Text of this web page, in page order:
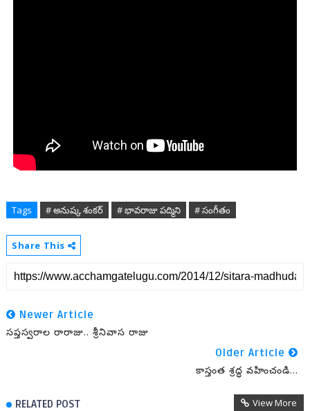
Tags # అనుష్క శంకర్ # భావరాజు పద్మిని # సంగీతం
Share This
Newer Article
సప్తస్వరాల రారాజు.. శ్రీనివాస రాజు
Older Article
కాస్తంత శ్రద్ధ వహించండి...
RELATED POST View More